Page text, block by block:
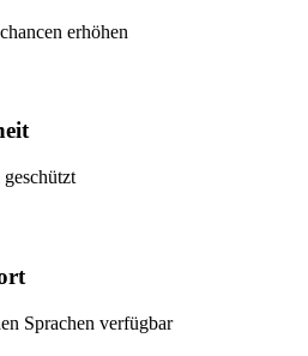
erhöhen
Sprachen verfügbar